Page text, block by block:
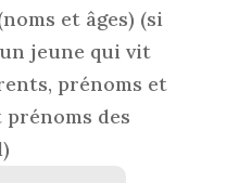
et âges) (si
jeune qui vit
prénoms et
des